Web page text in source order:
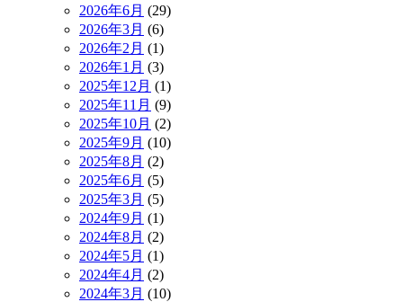
2026年6月 (29)
2026年3月 (6)
2026年2月 (1)
2026年1月 (3)
2025年12月 (1)
2025年11月 (9)
2025年10月 (2)
2025年9月 (10)
2025年8月 (2)
2025年6月 (5)
2025年3月 (5)
2024年9月 (1)
2024年8月 (2)
2024年5月 (1)
2024年4月 (2)
2024年3月 (10)